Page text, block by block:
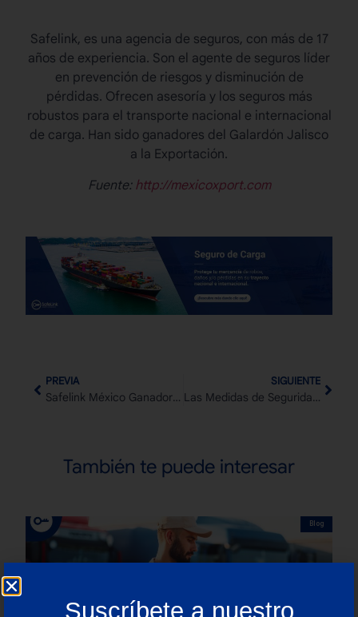
Safelink, es una agencia de seguros, con más de 17
años de experiencia. Son el agente de seguros líder
en prevención de riesgos y disminución de
pérdidas. Ofrecen asesoría y los seguros más
robustos para el transporte nacional e internacional
de carga. Han sido ganadores del Galardón Jalisco
a la Exportación.
Fuente: http://mexicoxport.com
PREVIA
Safelink México Ganador Del Galardón Jalisco A La Exportación 2016
SIGUIENTE
Las Medidas de Seguridad en el Seguro de Carga: ¿Por qué nos Convienen a Todos?
También te puede interesar
Blog
Suscríbete a nuestro